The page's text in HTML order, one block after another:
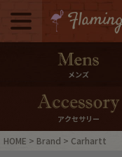
メニュー
メンズ
アクセサリー
HOME Brand Carhartt